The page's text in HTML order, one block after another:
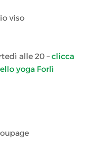
viso
alle 20 –clicca
yoga Forlì